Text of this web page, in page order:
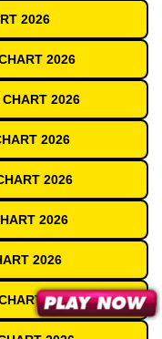
2026
2026
2026
2026
2026
2026
2026
2026